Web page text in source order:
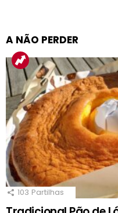
A NÃO PERDER
103 Partilhas